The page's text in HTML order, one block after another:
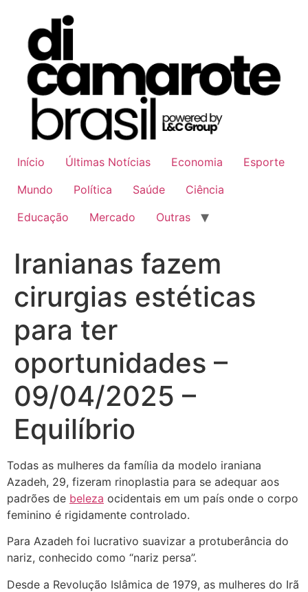
conteúdo
Início Últimas Notícias Economia
Esporte
Mundo
Política Saúde
Ciência
Educação
Mercado Outras
Iranianas fazem
cirurgias estéticas
para ter
oportunidades –
09/04/2025 –
Equilíbrio
Todas as mulheres da família da modelo iraniana
Azadeh, 29, fizeram rinoplastia para se adequar aos
padrões de beleza ocidentais em um país onde o corpo
feminino é rigidamente controlado.
Para Azadeh foi lucrativo suavizar a protuberância do
nariz, conhecido como “nariz persa”.
Desde a Revolução Islâmica de 1979, as mulheres do Irã